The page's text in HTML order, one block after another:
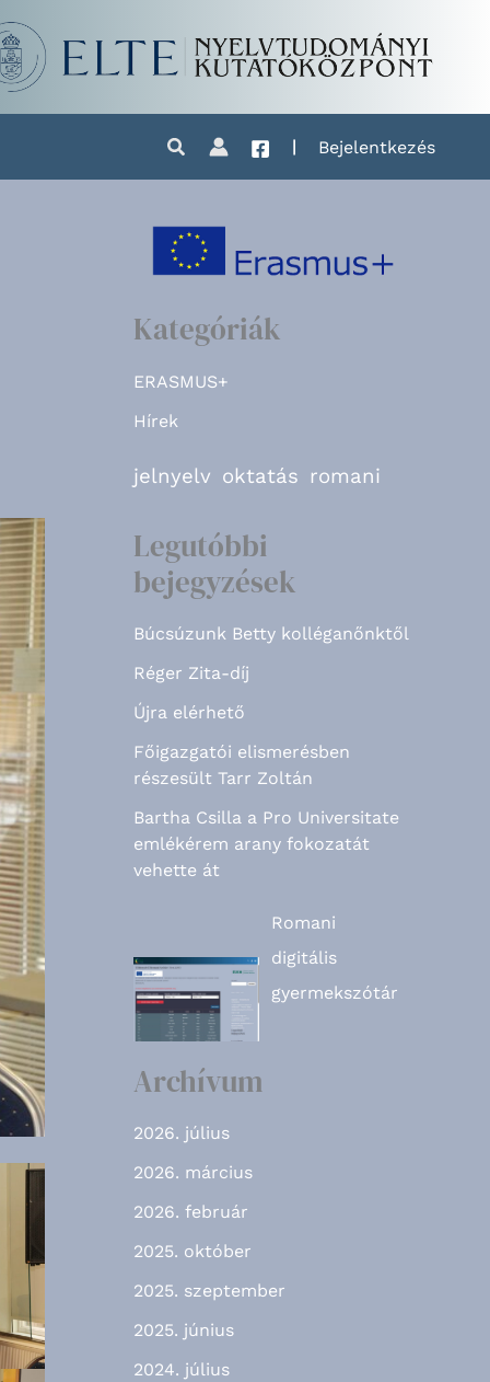
| Bejelentkezés
Kategóriák
ERASMUS+
Hírek
jelnyelv oktatás romani
Legutóbbi
bejegyzések
Búcsúzunk Betty kolléganőnktől
Réger Zita-díj
Újra elérhető
Főigazgatói elismerésben
részesült Tarr Zoltán
Bartha Csilla a Pro Universitate
emlékérem arany fokozatát
vehette át
Romani
digitális
gyermekszótár
Archívum
2026. július
2026. március
2026. február
2025. október
2025. szeptember
2025. június
2024. július